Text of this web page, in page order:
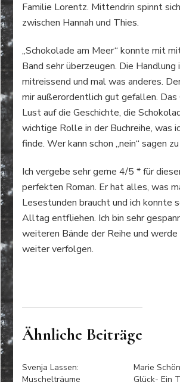
Familie Lorentz. Mittendrin spinnt
zwischen Hannah und Thies.
„Schokolade am Meer“ konnte mit
Band sehr überzeugen. Die Handlung
mitreissend und mal was anderes.
mir außerordentlich gut gefallen. Das
Lust auf die Geschichte, die
wichtige Rolle in der Buchreihe, was
finde. Wer kann schon „nein“ sagen
Ich vergebe sehr gerne 4/5 * für
perfekten Roman. Er hat alles, was
Lesestunden braucht und ich konnte
Alltag entfliehen. Ich bin sehr
weiteren Bände der Reihe und
weiter verfolgen.
Ähnliche Beiträge
Svenja Lassen:
Muschelträume
Marie
Glück- Ein